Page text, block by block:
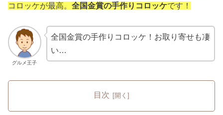
コロッケが最高。 全国金賞の手作りコロッケです！
グルメ王子
全国金賞の手作りコロッケ！お取り寄せも凄
い…
目次